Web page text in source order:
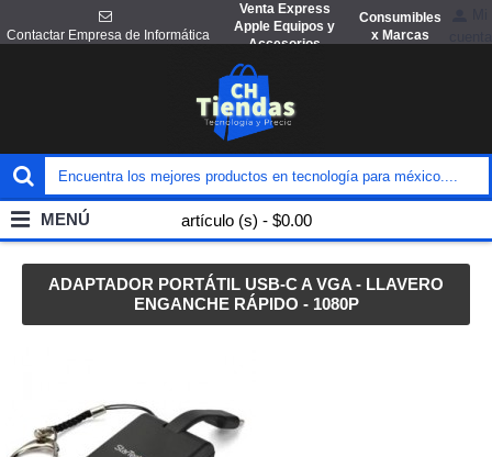
Contactar Empresa de Informática
Venta Express
Apple Equipos y
Accesorios
Consumibles
x Marcas
artículo (s) - $0.00
MENÚ
ADAPTADOR PORTÁTIL USB-C A VGA - LLAVERO
ENGANCHE RÁPIDO - 1080P